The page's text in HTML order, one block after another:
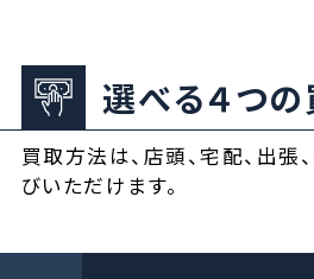
選べる４つ
買取方法は、店頭、宅配、出張
びいただけます。